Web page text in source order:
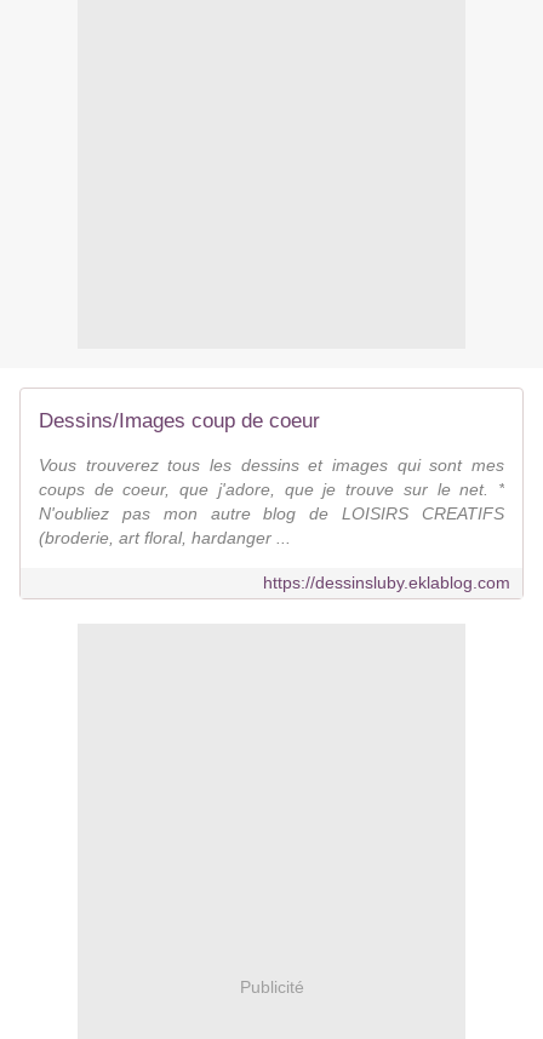
Dessins/Images coup de coeur
Vous trouverez tous les dessins et images qui sont mes
coups de coeur, que j'adore, que je trouve sur le net. *
N'oubliez pas mon autre blog de LOISIRS CREATIFS
(broderie, art floral, hardanger ...
https://dessinsluby.eklablog.com
Publicité